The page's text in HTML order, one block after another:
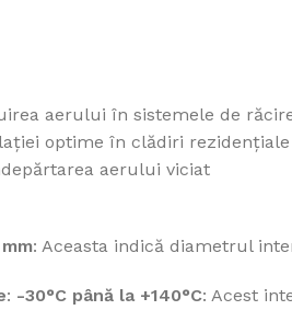
448.11lei
ADAUGĂ ÎN COȘ
aerului în sistemele de
optime în clădiri
aerului viciat
: Aceasta indică diametrul
: -30°C până la +140°C: Acest